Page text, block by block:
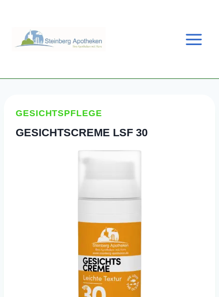
springen
GESICHTSPFLEGE
GESICHTSCREME LSF 30